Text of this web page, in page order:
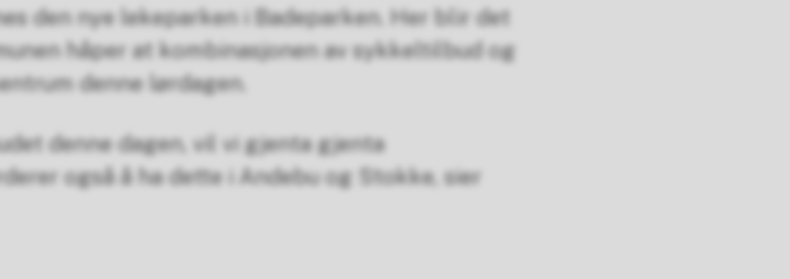
den nye lekeparken i Badeparken. Her blir det
håper at kombinasjonen av sykkeltilbud og
denne lørdagen.
denne dagen, vil vi gjenta gjenta
også å ha dette i Andebu og Stokke, sier